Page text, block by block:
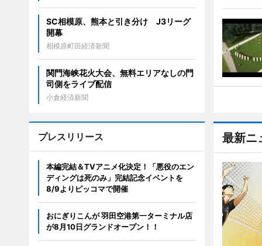
最新ニ
SC相模原、熊本と引き分け J3リーグ
開幕
相模原町田経済新聞
関門海峡花火大会、無料エリアなしの門
司側をライブ配信
小倉経済新聞
プレスリリース
本編完結＆TVアニメ化決定！「悪役のエン
ディングは死のみ」完結記念イベントを
8/9よりピッコマで開催
おにぎりこんが 羽田空港第一ターミナル店
が8月10日グランドオープン！！